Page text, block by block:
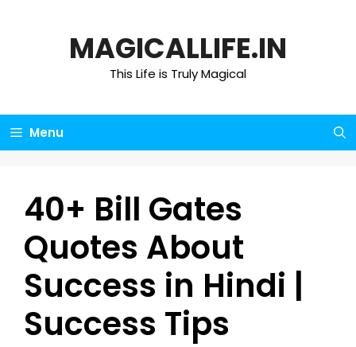
MAGICALLIFE.IN
This Life is Truly Magical
Menu
40+ Bill Gates
Quotes About
Success in Hindi |
Success Tips